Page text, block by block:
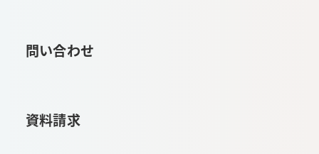
問い合わせ
資料請求